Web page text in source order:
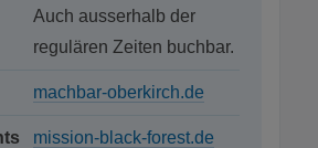
Auch ausserhalb der
regulären Zeiten buchbar.
machbar-oberkirch.de
mission-black-forest.de